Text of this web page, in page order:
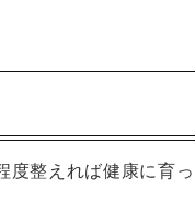
度整えれば健康に育っ